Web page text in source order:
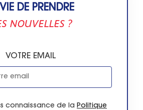
DE PRENDRE
NOUVELLES ?
VOTRE EMAIL
connaissance de la Politique